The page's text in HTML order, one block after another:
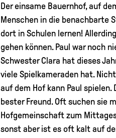
Der einsame Bauernhof, auf
Menschen in die benachbarte
dort in Schulen lernen!
gehen können. Paul war noch
Schwester Clara hat dieses
viele Spielkameraden hat.
auf dem Hof kann Paul
bester Freund. Oft suchen sie
Hofgemeinschaft zum
sonst aber ist es oft kalt auf